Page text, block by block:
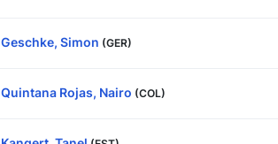
Geschke, Simon (GER)
Quintana Rojas, Nairo (COL)